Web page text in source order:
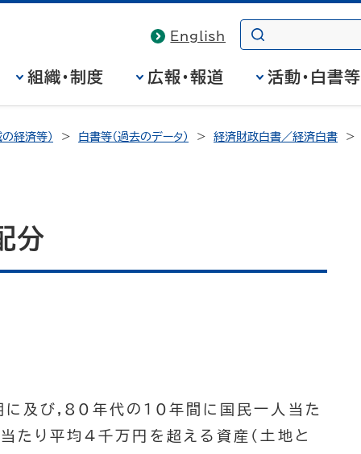
English
組織・制度 広報・報道 活動・白書等
経済等） 白書等（過去のデータ） 経済財政白書／経済白書
分
及び,80年代の10年間に国民一人当た
たり平均4千万円を超える資産(土地と